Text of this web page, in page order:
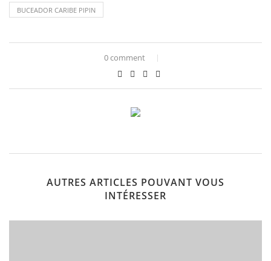
BUCEADOR CARIBE PIPIN
0 comment
AUTRES ARTICLES POUVANT VOUS
INTÉRESSER